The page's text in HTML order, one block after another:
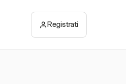
Registrati